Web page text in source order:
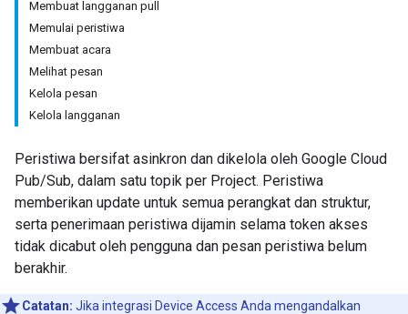
Membuat langganan pull
Memulai peristiwa
Membuat acara
Melihat pesan
Kelola pesan
Kelola langganan
Peristiwa bersifat asinkron dan dikelola oleh Google Cloud
Pub/Sub, dalam satu topik per Project. Peristiwa
memberikan update untuk semua perangkat dan struktur,
serta penerimaan peristiwa dijamin selama token akses
tidak dicabut oleh pengguna dan pesan peristiwa belum
berakhir.
Catatan: Jika integrasi Device Access Anda mengandalkan